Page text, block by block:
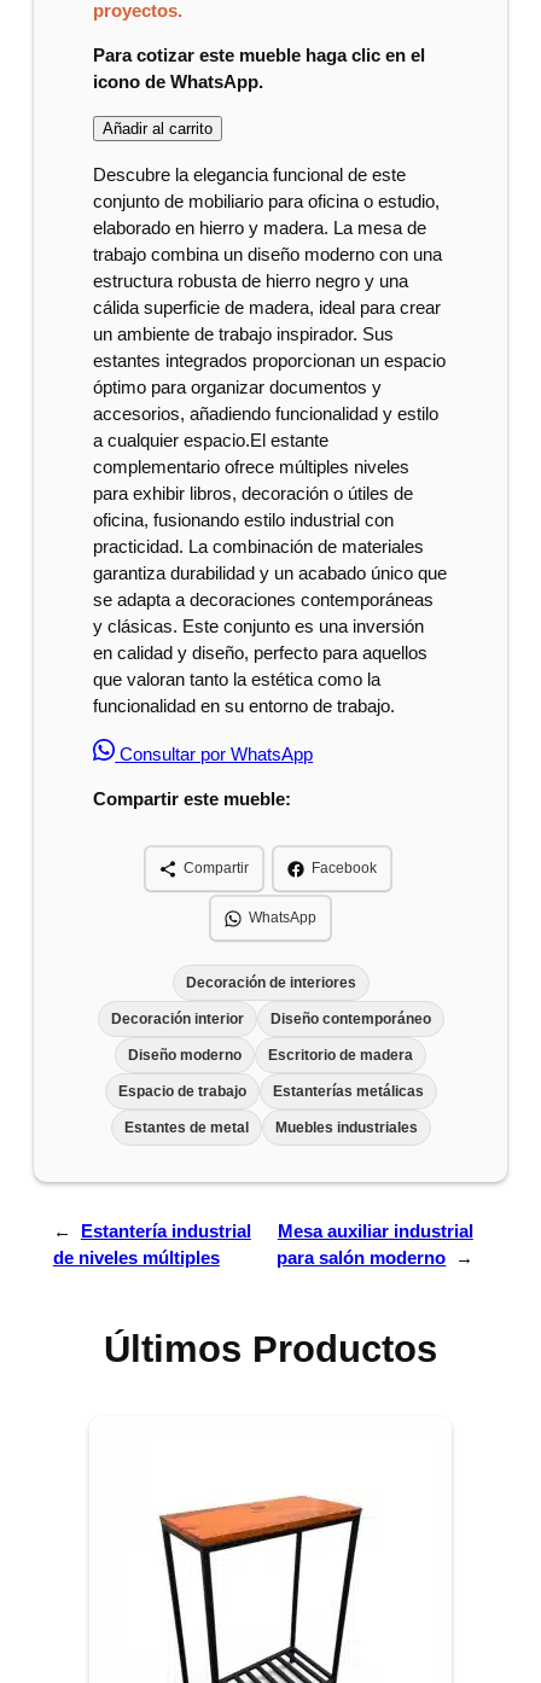
proyectos.
Para cotizar este mueble haga clic en el
icono de WhatsApp.
Añadir al carrito
Descubre la elegancia funcional de este
conjunto de mobiliario para oficina o estudio,
elaborado en hierro y madera. La mesa de
trabajo combina un diseño moderno con una
estructura robusta de hierro negro y una
cálida superficie de madera, ideal para crear
un ambiente de trabajo inspirador. Sus
estantes integrados proporcionan un espacio
óptimo para organizar documentos y
accesorios, añadiendo funcionalidad y estilo
a cualquier espacio.El estante
complementario ofrece múltiples niveles
para exhibir libros, decoración o útiles de
oficina, fusionando estilo industrial con
practicidad. La combinación de materiales
garantiza durabilidad y un acabado único que
se adapta a decoraciones contemporáneas
y clásicas. Este conjunto es una inversión
en calidad y diseño, perfecto para aquellos
que valoran tanto la estética como la
funcionalidad en su entorno de trabajo.
Consultar por WhatsApp
Compartir este mueble:
Compartir Facebook
WhatsApp
Decoración de interiores
Decoración interior Diseño contemporáneo
Diseño moderno Escritorio de madera
Espacio de trabajo Estanterías metálicas
Estantes de metal Muebles industriales
←
Estantería industrial
de niveles múltiples
Mesa auxiliar industrial
para salón moderno
→
Últimos Productos